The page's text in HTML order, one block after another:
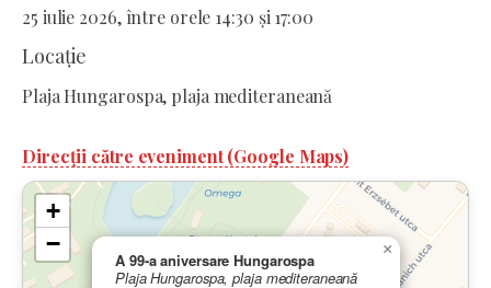
25 iulie 2026, între orele 14:30 și 17:00
Locație
Plaja Hungarospa, plaja mediteraneană
Direcții către eveniment (Google Maps)
A 99-a aniversare Hungarospa
Plaja Hungarospa, plaja mediteraneană
×
+
−